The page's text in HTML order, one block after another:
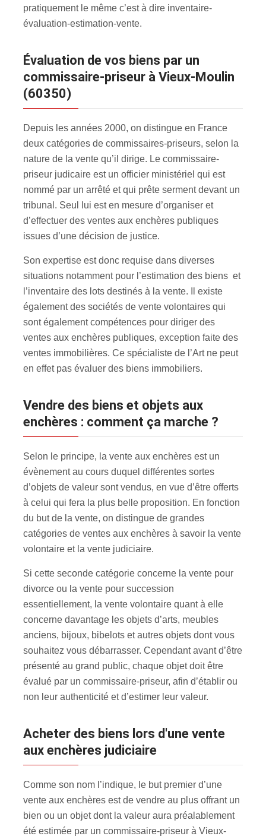
pratiquement le même c’est à dire inventaire-
évaluation-estimation-vente.
évaluation de vos biens par un
commissaire-priseur à Vieux-Moulin
(60350)
Depuis les années 2000, on distingue en France
deux catégories de commissaires-priseurs, selon la
nature de la vente qu’il dirige. Le commissaire-
priseur judicaire est un officier ministériel qui est
nommé par un arrêté et qui prête serment devant un
tribunal. Seul lui est en mesure d’organiser et
d’effectuer des ventes aux enchères publiques
issues d’une décision de justice.
Son expertise est donc requise dans diverses
situations notamment pour l’estimation des biens et
l’inventaire des lots destinés à la vente. Il existe
également des sociétés de vente volontaires qui
sont également compétences pour diriger des
ventes aux enchères publiques, exception faite des
ventes immobilières. Ce spécialiste de l’Art ne peut
en effet pas évaluer des biens immobiliers.
Vendre des biens et objets aux
enchères : comment ça marche ?
Selon le principe, la vente aux enchères est un
évènement au cours duquel différentes sortes
d’objets de valeur sont vendus, en vue d’être offerts
à celui qui fera la plus belle proposition. En fonction
du but de la vente, on distingue de grandes
catégories de ventes aux enchères à savoir la vente
volontaire et la vente judiciaire.
Si cette seconde catégorie concerne la vente pour
divorce ou la vente pour succession
essentiellement, la vente volontaire quant à elle
concerne davantage les objets d’arts, meubles
anciens, bijoux, bibelots et autres objets dont vous
souhaitez vous débarrasser. Cependant avant d’être
présenté au grand public, chaque objet doit être
évalué par un commissaire-priseur, afin d’établir ou
non leur authenticité et d’estimer leur valeur.
Acheter des biens lors d'une vente
aux enchères judiciaire
Comme son nom l’indique, le but premier d’une
vente aux enchères est de vendre au plus offrant un
bien ou un objet dont la valeur aura préalablement
été estimée par un commissaire-priseur à Vieux-